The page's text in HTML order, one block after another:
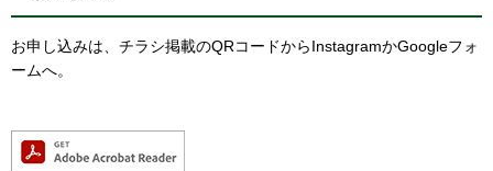
お申し込みは、チラシ掲載のQRコードからInstagramかGoogleフォ
ームへ。